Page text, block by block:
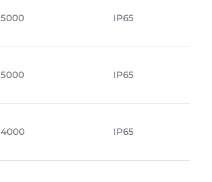
5000 IP65
5000 IP65
4000 IP65